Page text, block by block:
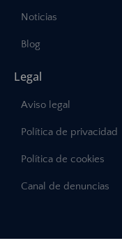
Noticias
Blog
Legal
Aviso legal
Política de privacidad
Política de cookies
Canal de denuncias